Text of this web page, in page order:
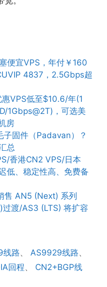
便宜VPS，年付￥160
4837，2.5Gbps超
VPS低至$10.6/年(1
1Gbps@2T)，可选美
房
子固件（Padavan）？
总
香港CN2 VPS/日本
低、稳定性高、免费备
售 AN5 (Next) 系列
渡/AS3 (LTS) 将扩容
线路、 AS9929线路、
回程、 CN2+BGP线